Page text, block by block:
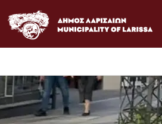
στο
περιεχόμενο